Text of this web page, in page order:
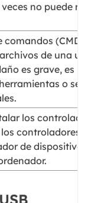
veces no puede
comandos
de una
es grave, es
o
los
controladores
de